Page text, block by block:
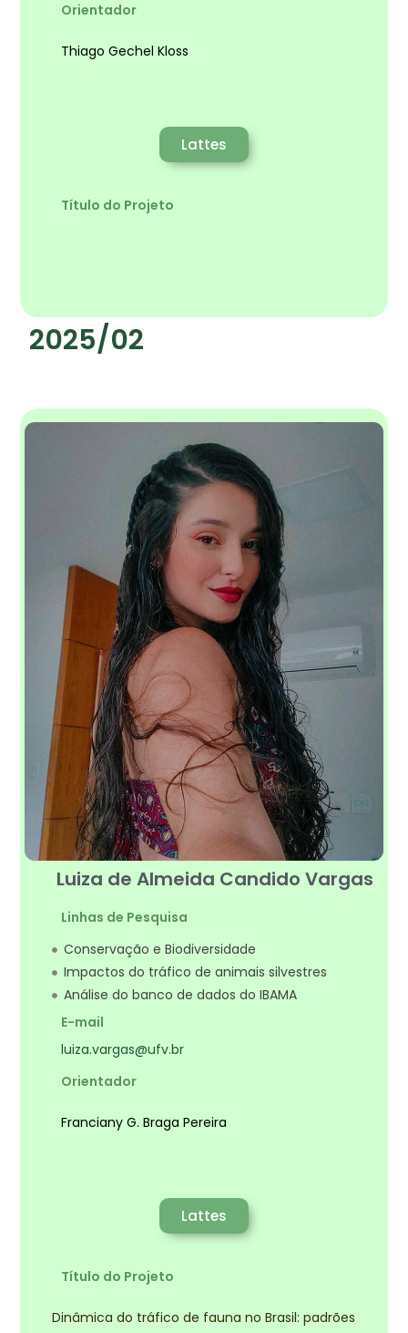
Orientador
Thiago Gechel Kloss
Lattes
Título do Projeto
2025/02
Luiza de Almeida Candido Vargas
Linhas de Pesquisa
Conservação e Biodiversidade
Impactos do tráfico de animais silvestres
Análise do banco de dados do IBAMA
E-mail
luiza.vargas@ufv.br
Orientador
Franciany G. Braga Pereira
Lattes
Título do Projeto
Dinâmica do tráfico de fauna no Brasil: padrões